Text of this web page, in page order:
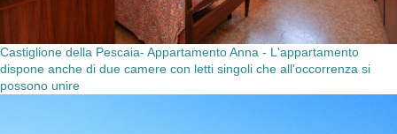
Castiglione della Pescaia- Appartamento Anna - L'appartamento
dispone anche di due camere con letti singoli che all'occorrenza si
possono unire